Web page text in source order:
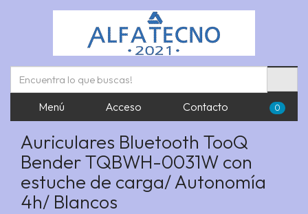
Menú Acceso Contacto 0
Auriculares Bluetooth TooQ
Bender TQBWH-0031W con
estuche de carga/ Autonomía
4h/ Blancos